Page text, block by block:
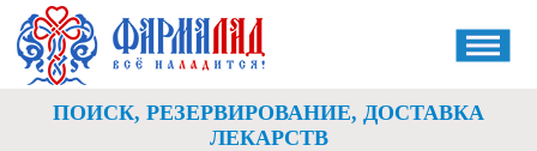
ПОИСК, РЕЗЕРВИРОВАНИЕ, ДОСТАВКА
ЛЕКАРСТВ